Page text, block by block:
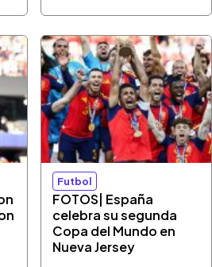
Futbol
FOTOS| España
celebra su segunda
Copa del Mundo en
Nueva Jersey